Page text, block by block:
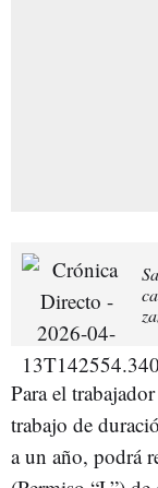
Para el
trabajo de
a un año, podrá